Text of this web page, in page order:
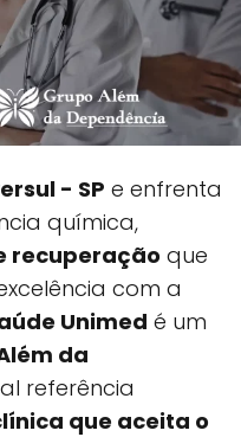
- SP e enfrenta
química,
recuperação que
com a
Unimed é um
da
referência
que aceita o